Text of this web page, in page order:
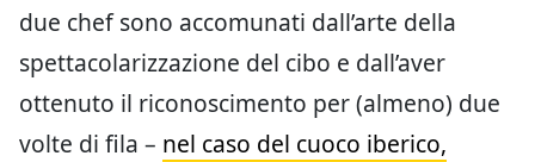
due chef sono accomunati dall’arte della
spettacolarizzazione del cibo e dall’aver
ottenuto il riconoscimento per (almeno) due
volte di fila – nel caso del cuoco iberico,